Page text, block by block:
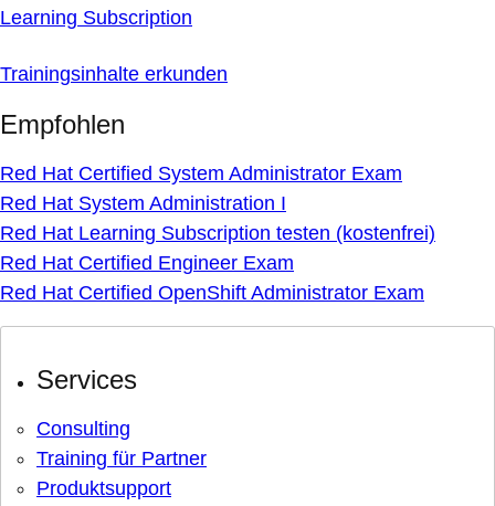
Learning Subscription
Trainingsinhalte erkunden
Empfohlen
Red Hat Certified System Administrator Exam
Red Hat System Administration I
Red Hat Learning Subscription testen (kostenfrei)
Red Hat Certified Engineer Exam
Red Hat Certified OpenShift Administrator Exam
Services
Consulting
Training für Partner
Produktsupport